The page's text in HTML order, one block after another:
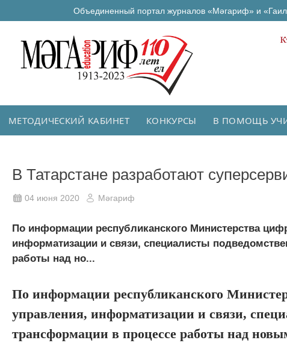
Объединенный портал журналов «Мәгариф» и
МЕТОДИЧЕСКИЙ КАБИНЕТ КОНКУРСЫ В ПОМОЩЬ
В Татарстане разработают
04 июня 2020 Мәгариф
По информации республиканского Министерства
информатизации и связи, специалисты
работы над но...
По информации республиканского
управления, информатизации и связи,
трансформации в процессе работы над